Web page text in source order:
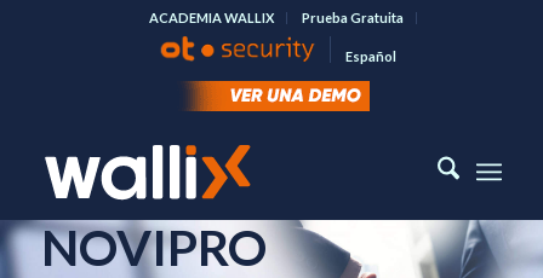
ACADEMIA WALLIX Prueba Gratuita
Español
NOVIPRO